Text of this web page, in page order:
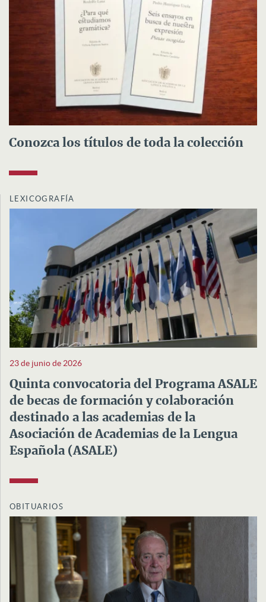
Conozca los títulos de toda la colección
LEXICOGRAFÍA
23 de junio de 2026
Quinta convocatoria del Programa ASALE
de becas de formación y colaboración
destinado a las academias de la
Asociación de Academias de la Lengua
Española (ASALE)
OBITUARIOS